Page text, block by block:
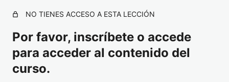
Práctica Guiada: Módulo 1
Evaluación del Módulo 1
Contacta si tienes dudas
1 lección
NO TIENES ACCESO A ESTA LECCIÓN
Por favor, inscríbete o accede
para acceder al contenido del
curso.